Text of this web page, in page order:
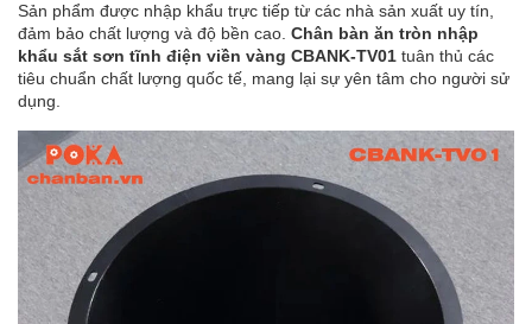
Sản phẩm được nhập khẩu trực tiếp từ các nhà sản xuất uy tín,
đảm bảo chất lượng và độ bền cao. Chân bàn ăn tròn nhập
khẩu sắt sơn tĩnh điện viền vàng CBANK-TV01 tuân thủ các
tiêu chuẩn chất lượng quốc tế, mang lại sự yên tâm cho người sử
dụng.